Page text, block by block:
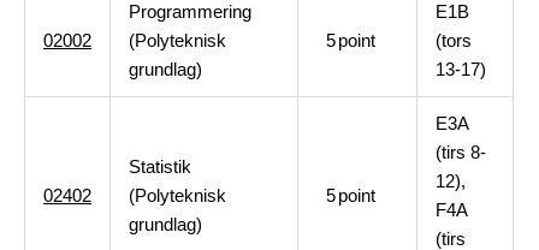
02002
Programmering
(Polyteknisk
grundlag)
5point
E1B
(tors
13-17)
02402
Statistik
(Polyteknisk
grundlag)
5point
E3A
(tirs 8-
12),
F4A
(tirs